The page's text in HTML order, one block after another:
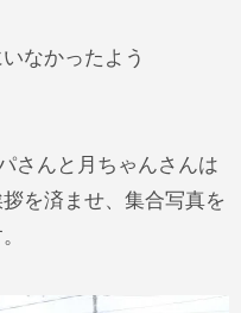
なかったよう
さんと月ちゃんさんは
を済ませ、集合写真を